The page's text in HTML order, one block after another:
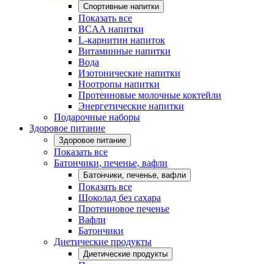
Спортивные напитки
Показать все
BCAA напитки
L-карнитин напиток
Витаминные напитки
Вода
Изотонические напитки
Ноотропы напитки
Протеиновые молочные коктейли
Энергетические напитки
Подарочные наборы
Здоровое питание
Здоровое питание
Показать все
Батончики, печенье, вафли
Батончики, печенье, вафли
Показать все
Шоколад без сахара
Протеиновое печенье
Вафли
Батончики
Диетические продукты
Диетические продукты